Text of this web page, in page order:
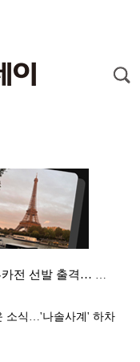
'5연속골 무산' 손흥민, 톨루카전 선발 출격… 리그스…
소식…'나솔사계' 하차